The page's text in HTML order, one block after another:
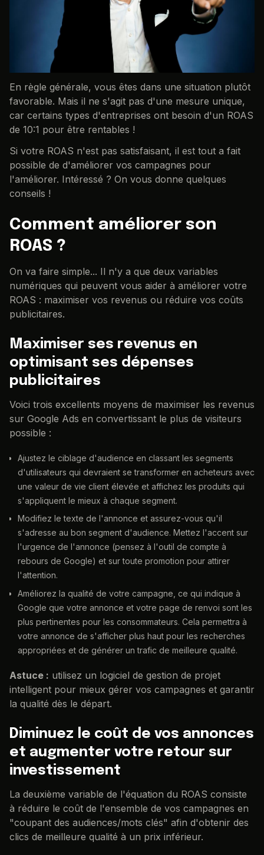
En règle générale, vous êtes dans une situation plutôt
favorable. Mais il ne s'agit pas d'une mesure unique,
car certains types d'entreprises ont besoin d'un ROAS
de 10:1 pour être rentables !
Si votre ROAS n'est pas satisfaisant, il est tout a fait
possible de d'améliorer vos campagnes pour
l'améliorer. Intéressé ? On vous donne quelques
conseils !
Comment améliorer son
ROAS ?
On va faire simple... Il n'y a que deux variables
numériques qui peuvent vous aider à améliorer votre
ROAS : maximiser vos revenus ou réduire vos coûts
publicitaires.
Maximiser ses revenus en
optimisant ses dépenses
publicitaires
Voici trois excellents moyens de maximiser les revenus
sur Google Ads en convertissant le plus de visiteurs
possible :
Ajustez le ciblage d'audience en classant les segments
d'utilisateurs qui devraient se transformer en acheteurs avec
une valeur de vie client élevée et affichez les produits qui
s'appliquent le mieux à chaque segment.
Modifiez le texte de l'annonce et assurez-vous qu'il
s'adresse au bon segment d'audience. Mettez l'accent sur
l'urgence de l'annonce (pensez à l'outil de compte à
rebours de Google) et sur toute promotion pour attirer
l'attention.
Améliorez la qualité de votre campagne, ce qui indique à
Google que votre annonce et votre page de renvoi sont les
plus pertinentes pour les consommateurs. Cela permettra à
votre annonce de s'afficher plus haut pour les recherches
appropriées et de générer un trafic de meilleure qualité.
Astuce : utilisez un logiciel de gestion de projet
intelligent pour mieux gérer vos campagnes et garantir
la qualité dès le départ.
Diminuez le coût de vos annonces
et augmenter votre retour sur
investissement
La deuxième variable de l'équation du ROAS consiste
à réduire le coût de l'ensemble de vos campagnes en
"coupant des audiences/mots clés" afin d'obtenir des
clics de meilleure qualité à un prix inférieur.